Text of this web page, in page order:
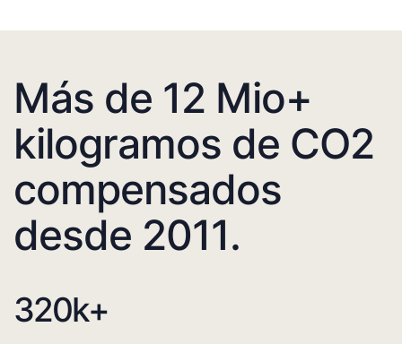
Más de 12 Mio+
kilogramos de CO2
compensados
desde 2011.
320k+